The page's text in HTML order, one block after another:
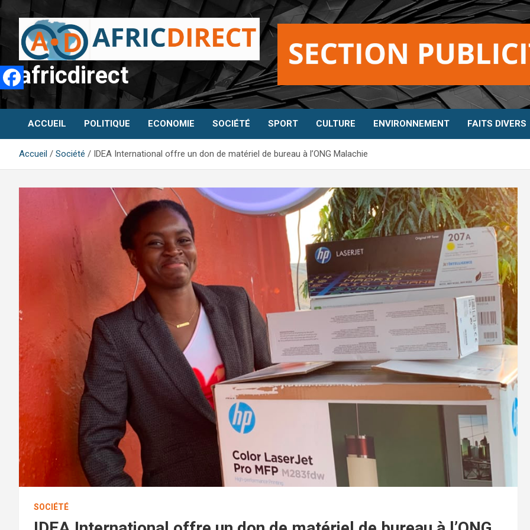
Aller
contenu
africdirect
ACCUEIL POLITIQUE ECONOMIE SOCIÉTÉ SPORT CULTURE ENVIRONNEMENT FAITS DIVERS
Accueil Société IDEA International offre un don de matériel de bureau à l’ONG Malachie
SOCIÉTÉ